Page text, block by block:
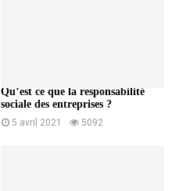
Qu’est ce que la responsabilité
sociale des entreprises ?
5 avril 2021 5092